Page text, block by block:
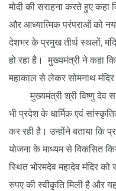
मोदी की सराहना करते हुए
और आध्यात्मिक परंपराओं को
देशभर के प्रमुख तीर्थ स्थलों,
हो रहा है। मुख्यमंत्री ने कहा
महाकाल से लेकर सोमनाथ मंदिर
मुख्यमंत्री श्री विष्णु देव
भी प्रदेश के धार्मिक एवं
कर रही है। उन्होंने बताया कि
योजना के माध्यम से विकसित
स्थित भोरमदेव महादेव मंदिर
रुपए की स्वीकृति मिली है और